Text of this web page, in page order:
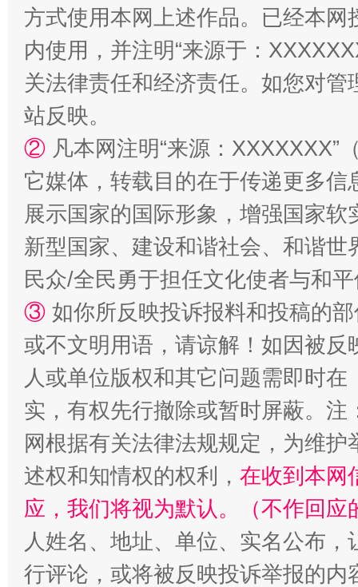
方式使用本网上述作品。已经本
内使用，并注明“来源于：
关法律责任和经济责任。如您对
站反映。
② 凡本网注明“来源：
它媒体，转载目的在于传递更多
展示国家的国际形象，增强国家
新型国家、建设和谐社会、和谐
民众/全民勇于担任文化使者与和
③ 如你所反映投诉报料和投稿的
或不文明用语，请谅解！如因被
人或单位版权和其它问题需即时在
实，有权先行撤除或暂时屏蔽。
网根据有关法律法规规定，为维
述权和知情权的权利， 在收到本网
应，我们将视为默认。（不作回应
人姓名、地址、单位、实名公布
行评论，或将被反映投诉举报的